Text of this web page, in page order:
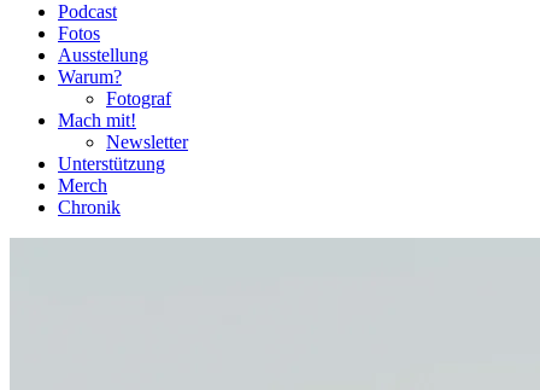
Podcast
Fotos
Ausstellung
Warum?
Fotograf
Mach mit!
Newsletter
Unterstützung
Merch
Chronik